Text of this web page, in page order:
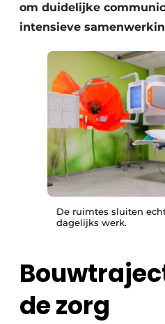
om duidelijke
intensieve
De ruimtes sluiten
dagelijks werk.
de zorg